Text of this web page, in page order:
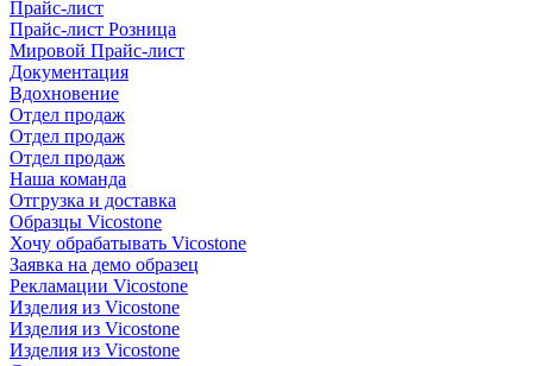
Прайс-лист
Прайс-лист Розница
Мировой Прайс-лист
Документация
Вдохновение
Отдел продаж
Отдел продаж
Отдел продаж
Наша команда
Отгрузка и доставка
Образцы Vicostone
Хочу обрабатывать Vicostone
Заявка на демо образец
Рекламации Vicostone
Изделия из Vicostone
Изделия из Vicostone
Изделия из Vicostone